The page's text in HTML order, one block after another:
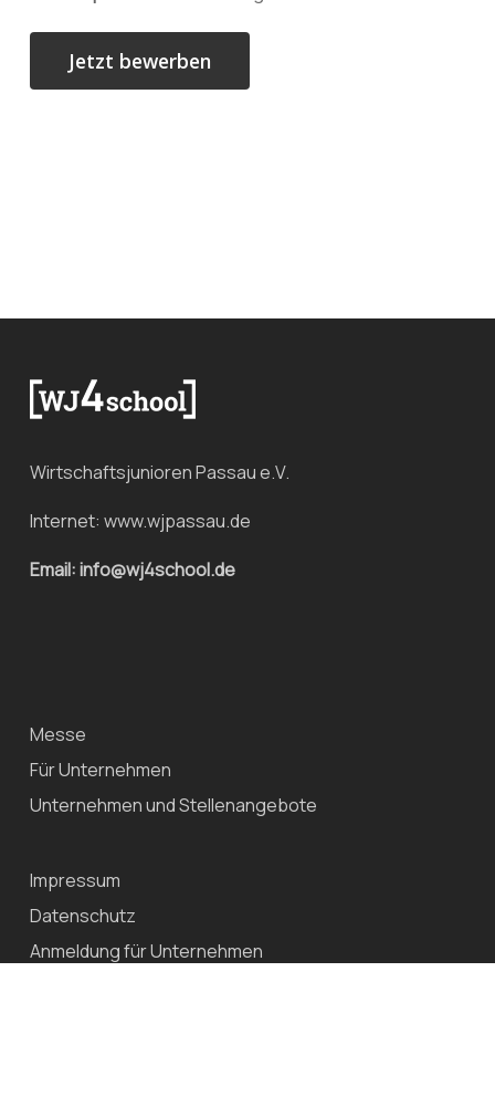
Wirtschaftsjunioren Passau e.V.
Internet: www.wjpassau.de
Email: info@wj4school.de
Messe
Für Unternehmen
Unternehmen und Stellenangebote
Impressum
Datenschutz
Anmeldung für Unternehmen